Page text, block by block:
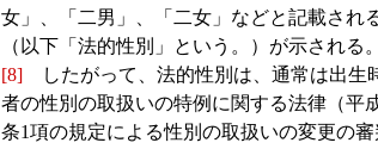
女」、「二男」、「二女」などと記載され
（以下「法的性別」という。）が示される。
[8] したがって、法的性別は、通常は出生
者の性別の取扱いの特例に関する法律（平
条1項の規定による性別の取扱いの変更の